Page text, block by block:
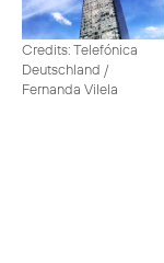
Credits: Telefónica
Deutschland /
Fernanda Vilela